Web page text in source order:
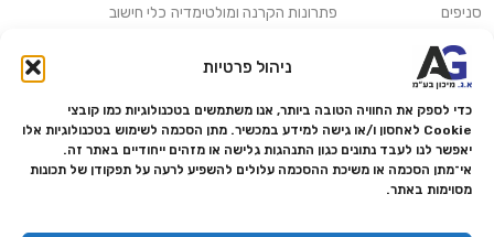
ניהול פרטיות
כדי לספק את החוויה הטובה ביותר, אנו משתמשים בטכנולוגיות כמו קובצי
Cookie לאחסון ו/או גישה למידע במכשיר. מתן הסכמה לשימוש בטכנולוגיות אלו
יאפשר לנו לעבד נתונים כגון התנהגות גלישה או מזהים ייחודיים באתר זה.
אי־מתן הסכמה או משיכת ההסכמה עלולים להשפיע לרעה על תפקודן של תכונות
מסוימות באתר.
סניפים
משלוחים ואיסוף עצמי
מדריכים ומאמרים
מותגים
מעבדת תיקונים
הצהרת נגישות
פתרונות הקרנה ומולטימדיה
פתרונות למגזר הרפואי
כלי חישוב